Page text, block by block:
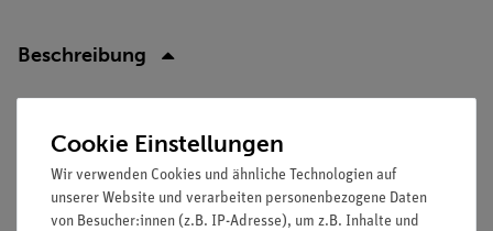
Beschreibung
Stromstärke mit einem Messgerät (Strommesser) ermitteln
kann und wie das Gerät beim Messen von Stromstärken
Cookie Einstellungen
Wir verwenden Cookies und ähnliche Technologien auf
unserer Website und verarbeiten personenbezogene Daten
von Besucher:innen (z.B. IP-Adresse), um z.B. Inhalte und